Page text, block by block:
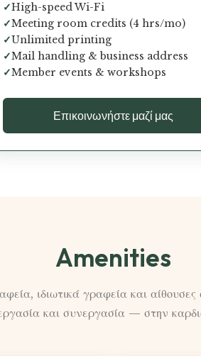
✓High-speed Wi-Fi
✓Meeting room credits (4 hrs/mo)
✓Unlimited printing
✓Mail handling & business address
✓Member events & workshops
Επικοινωνήστε μαζί μας
Amenities
ιδιωτικά γραφεία και
και συνεργασία — στην